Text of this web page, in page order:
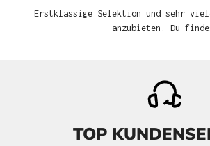
Erstklassige Selektion und sehr
anzubieten. Du
TOP